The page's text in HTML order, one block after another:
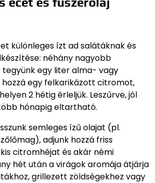
különleges ízt ad salátáknak és
néhány nagyobb
egy liter alma- vagy
egy felkarikázott citromot,
2 hétig érleljük. Leszűrve, jól
hónapig eltartható.
semleges ízű olajat (pl.
adjunk hozzá friss
citromhéjat és akár némi
hét után a virágok aromája átjárja
grillezett zöldségekhez vagy